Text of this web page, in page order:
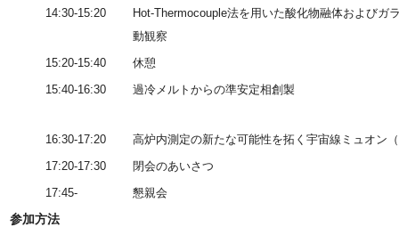
14:30-15:20
Hot-Thermocouple法を用いた酸化物融体およびガ
動観察
15:20-15:40
休憩
15:40-16:30
過冷メルトからの準安定相創製
16:30-17:20
高炉内測定の新たな可能性を拓く宇宙線ミュオン
17:20-17:30
閉会のあいさつ
17:45-
懇親会
参加方法